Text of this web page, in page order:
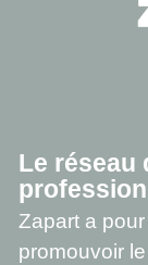
Le réseau
Zapart a
promouvoir